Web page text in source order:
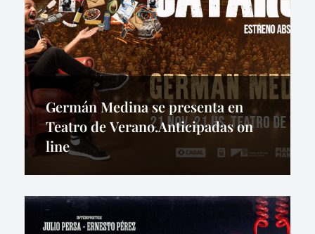
Germán Medina se presenta en
Teatro de Verano.Anticipadas on
line